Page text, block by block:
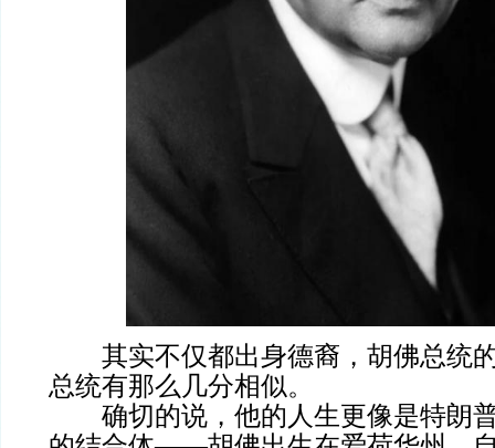
其实不仅都出身德裔，胡佛总统
总统有那么几分相似。
确切的说，他的人生更像是特朗